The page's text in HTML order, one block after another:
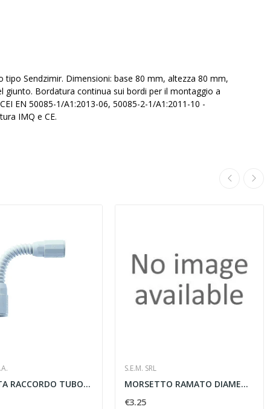
Sendzimir. Dimensioni: base 80 mm, altezza 80 mm,
giunto. Bordatura continua sui bordi per il montaggio a
EN 50085-1/A1:2013-06, 50085-2-1/A1:2011-10 -
IMQ e CE.
LA SVOLTA RACCORDO TUBO-TUBO MORBIDX IP65...
S.E.M. SRL
MORSETTO RAMATO DIAMETRO 18-20MM - S.E.M SRL...
€3.25